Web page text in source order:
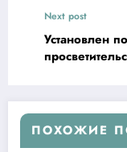
Next post
Установлен
ПОХОЖИЕ